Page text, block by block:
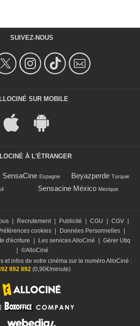
SUIVEZ-NOUS
SUR MOBILE
À L'ÉTRANGER
SensaCine Espagne Beyazperde Turquie
Sensacine México Mexique
Recrutement Publicité CGU CGV
cookies Données Personnelles
d'écriture Les services AlloCiné
Gérer Utiq
©AlloCiné
et infos de votre cinéma sur le numéro AlloCiné :
892 892(0,90€/minute)